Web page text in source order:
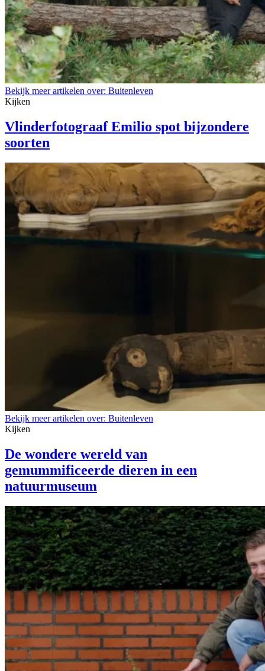
Bekijk meer artikelen over: Buitenleven
Kijken
Vlinderfotograaf Emilio spot bijzondere
soorten
Bekijk meer artikelen over: Buitenleven
Kijken
De wondere wereld van
gemummificeerde dieren in een
natuurmuseum